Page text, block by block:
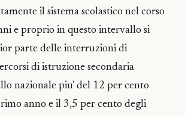
il sistema scolastico nel corso
e proprio in questo intervallo si
parte delle interruzioni di
di istruzione secondaria
nazionale piu’ del 12 per cento
anno e il 3,5 per cento degli